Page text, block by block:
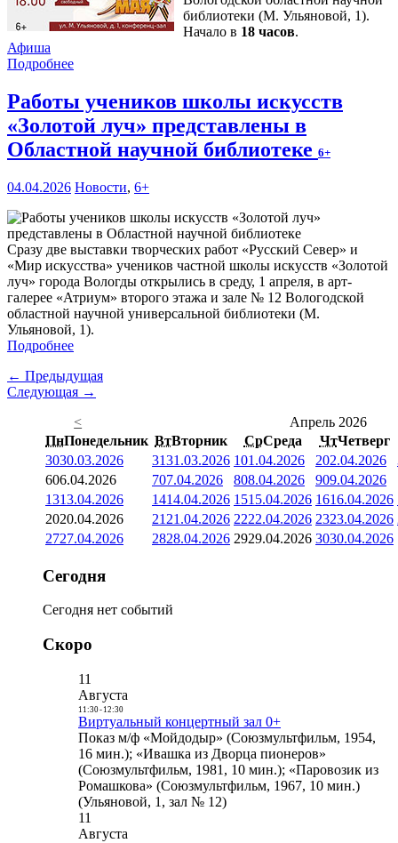
библиотеки (М. Ульяновой, 1).
Начало в 18 часов.
Афиша
Подробнее
Работы учеников школы искусств
«Золотой луч» представлены в
Областной научной библиотеке 6+
04.04.2026 Новости, 6+
Сразу две выставки творческих работ «Русский Север» и
«Мир искусства» учеников частной школы искусств «Золотой
луч» города Вологды открылись в среду, 1 апреля, в арт-
галерее «Атриум» второго этажа и зале № 12 Вологодской
областной научной универсальной библиотеки (М.
Ульяновой, 1).
Подробнее
← Предыдущая
Следующая →
<
Апрель 2026
ПнПонедельник ВтВторник СрСреда ЧтЧетверг
3030.03.2026 3131.03.2026 101.04.2026 202.04.2026
606.04.2026 707.04.2026 808.04.2026 909.04.2026
1313.04.2026 1414.04.2026 1515.04.2026 1616.04.2026
2020.04.2026 21 21.04.2026 2222.04.2026 2323.04.2026
2727.04.2026 2828.04.2026 2929.04.2026 3030.04.2026
Сегодня
Сегодня нет событий
Скоро
11
Августа
11:30- 12:30
Виртуальный концертный зал 0+
Показ м/ф «Мойдодыр» (Союзмультфильм, 1954,
16 мин.); «Ивашка из Дворца пионеров»
(Союзмультфильм, 1981, 10 мин.); «Паровозик из
Ромашкова» (Союзмультфильм, 1967, 10 мин.)
(Ульяновой, 1, зал № 12)
11
Августа